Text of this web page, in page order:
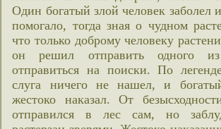
Один богатый злой человек заболел
помогало, тогда зная о чудном
что только доброму человеку
он решил отправить одного
отправиться на поиски. По
слуга ничего не нашел, и
жестоко наказал. От
отправился в лес сам, но